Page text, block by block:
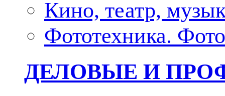
Кино, театр,
Фототехника.
ДЕЛОВЫЕ И